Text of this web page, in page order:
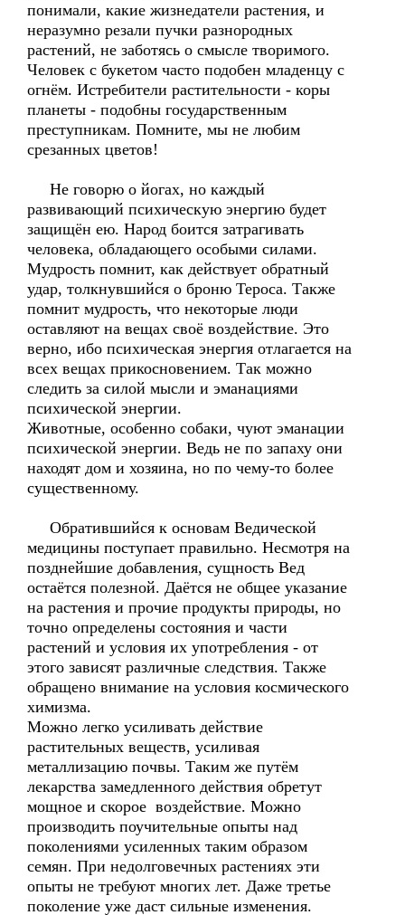
понимали, какие жизнедатели растения, и
неразумно резали пучки разнородных
растений, не заботясь о смысле творимого.
Человек с букетом часто подобен младенцу с
огнём. Истребители растительности - коры
планеты - подобны государственным
преступникам. Помните, мы не любим
срезанных цветов!
Не говорю о йогах, но каждый
развивающий психическую энергию будет
защищён ею. Народ боится затрагивать
человека, обладающего особыми силами.
Мудрость помнит, как действует обратный
удар, толкнувшийся о броню Тероса. Также
помнит мудрость, что некоторые люди
оставляют на вещах своё воздействие. Это
верно, ибо психическая энергия отлагается на
всех вещах прикосновением. Так можно
следить за силой мысли и эманациями
психической энергии.
Животные, особенно собаки, чуют эманации
психической энергии. Ведь не по запаху они
находят дом и хозяина, но по чему-то более
существенному.
Обратившийся к основам Ведической
медицины поступает правильно. Несмотря на
позднейшие добавления, сущность Вед
остаётся полезной. Даётся не общее указание
на растения и прочие продукты природы, но
точно определены состояния и части
растений и условия их употребления - от
этого зависят различные следствия. Также
обращено внимание на условия космического
химизма.
Можно легко усиливать действие
растительных веществ, усиливая
металлизацию почвы. Таким же путём
лекарства замедленного действия обретут
мощное и скорое воздействие. Можно
производить поучительные опыты над
поколениями усиленных таким образом
семян. При недолговечных растениях эти
опыты не требуют многих лет. Даже третье
поколение уже даст сильные изменения.